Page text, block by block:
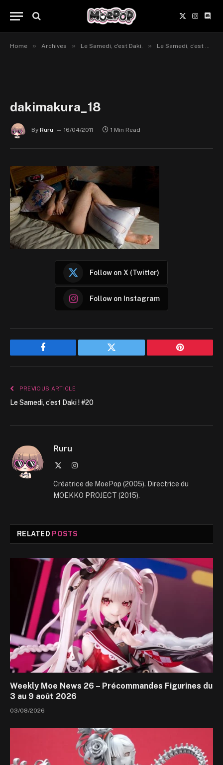
X
(Twitter)
Home » Archives » Le Samedi, c'est Daki. » Le Samedi, c’est Daki ! #20
dakimakura_18
By Ruru 16/04/2011 1 Min Read
Follow on X (Twitter)
Follow on Instagram
Facebook Twitter Pinterest
PREVIOUS ARTICLE
Le Samedi, c’est Daki ! #20
Ruru
Instagram
Créatrice de MoePop (2005). Directrice du
MOEKKO PROJECT (2015).
RELATED POSTS
Weekly Moe News 26 – Précommandes Figurines du
3 au 9 août 2026
03/08/2026